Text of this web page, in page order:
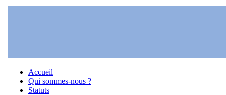
Accueil
Qui sommes-nous ?
Statuts